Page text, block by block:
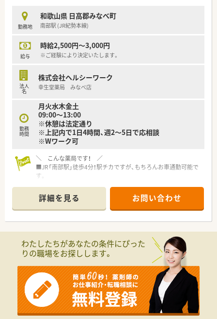
■産休・育休制度を取得され復帰した方も多く、女性にとっては
働きやすい環境が整っています。
10年以上勤務されている方も20名以上いらっしゃいます。
■年2回程度、従業員全体で集まり勉強会を開催しています。（在
宅に関しての勉強会が多いです）
■クリニックとのマンツーマンの店舗で地元の患者様とじっく
り向き合いたい方
■気心知れたメンバーと永く楽しく働きたい方
勤務地
和歌山県 日高郡みなべ町
南部駅 (JR紀勢本線)
給与
時給2,500円～3,000円
※ご経験により決定いたします。
法人
名
株式会社ヘルシーワーク
幸生堂薬局 みなべ店
勤務
時間
月火水木金土
09:00～13:00
※休憩は法定通り
※上記内で1日4時間、週2～5日で応相談
※Wワーク可
＼ こんな薬局です！ ／
■JR「南部駅」徒歩4分！駅チカですが、もちろんお車通勤可能で
す。
す。
■内科クリニックに隣接しており、平日のみの開局で終業も17
時か18時と早い店舗です。
■大阪・奈良・和歌山でグループ合わせて30店舗以上展開してい
る調剤薬局です。
■2020年に大手調剤薬局のホールディングスに加わって、福利
厚生や教育研修も利用可能です。
■社内を３つのエリアに分け、それぞれにエリア長を配置。その
他、ラウンダー勤務の薬剤師も在籍しておりますので、応援体制
が整っています。
■今後の薬局の生き残りを図るべく、「地域に求められる薬局」
を目指し、かかりつけ薬局・薬剤師の積極的な推進や地域連携薬
詳細を見る お問い合わせ
わたしたちがあなたの条件にぴった
りの職場をお探しします。